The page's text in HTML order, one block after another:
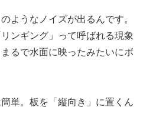
ようなノイズが出るんです。
ンギング」って呼ばれる現象
るで水面に映ったみたいにボ
単。板を「縦向き」に置くん